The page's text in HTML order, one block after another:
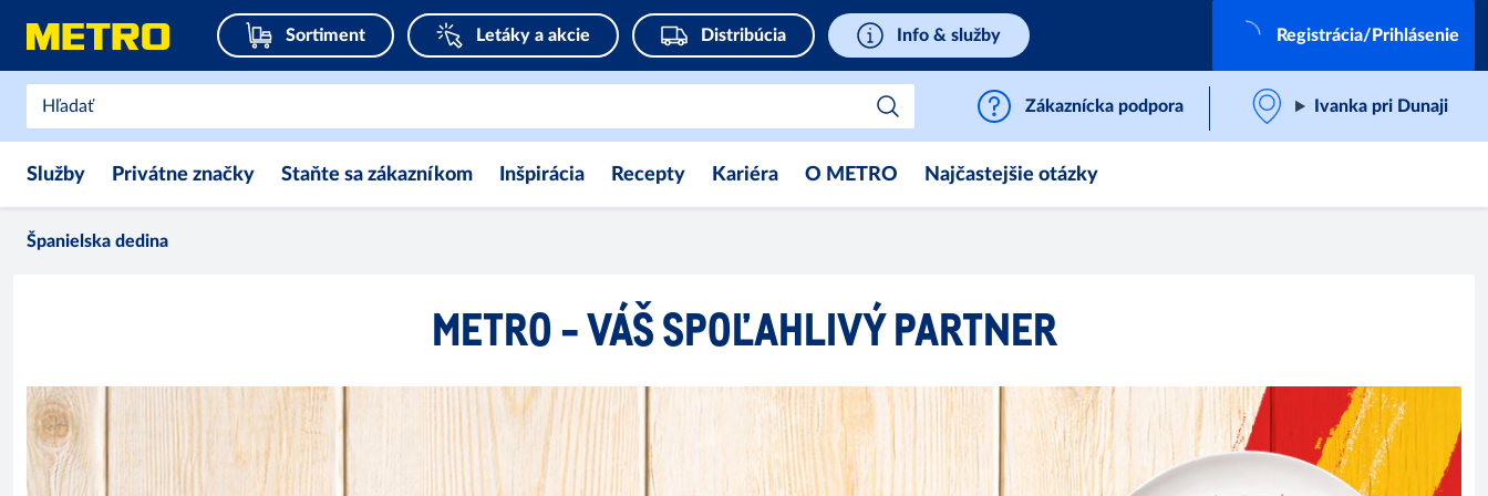
Sortiment Letáky a akcie Distribúcia Info & služby Registrácia/Prihlásenie
Zákaznícka podpora Ivanka pri Dunaji
Služby Privátne značky Staňte sa zákazníkom Inšpirácia Recepty Kariéra O METRO Najčastejšie otázky
Španielska dedina
METRO - VÁŠ SPOĽAHLIVÝ PARTNER